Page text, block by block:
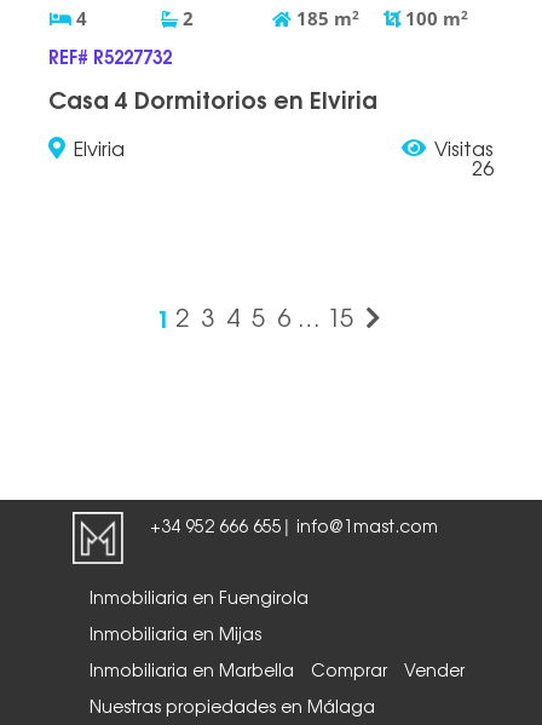
4 2 185 m2 100 m2
REF# R5227732
Casa 4 Dormitorios en Elviria
Elviria Visitas
26
1 2 3 4 5 6 … 15
+34 952 666 655 | info@1mast.com
Inmobiliaria en Fuengirola
Inmobiliaria en Mijas
Inmobiliaria en Marbella
Comprar
Vender
Nuestras propiedades en Málaga